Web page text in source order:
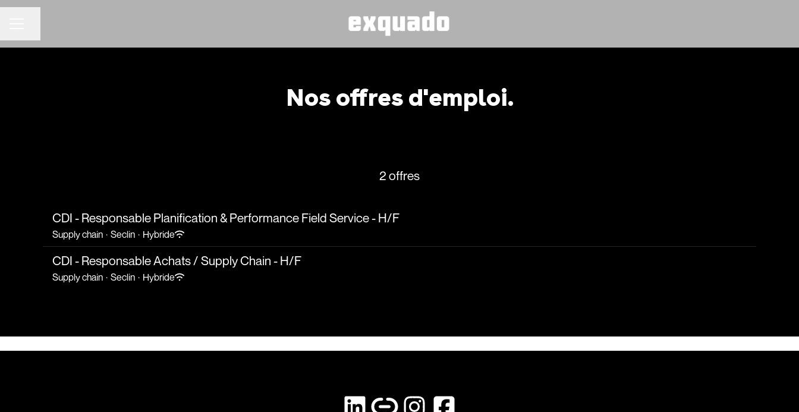
Nos offres d'emploi.
2 offres
CDI - Responsable Planification & Performance Field Service - H/F
Supply chain · Seclin · Hybride
CDI - Responsable Achats / Supply Chain - H/F
Supply chain · Seclin · Hybride